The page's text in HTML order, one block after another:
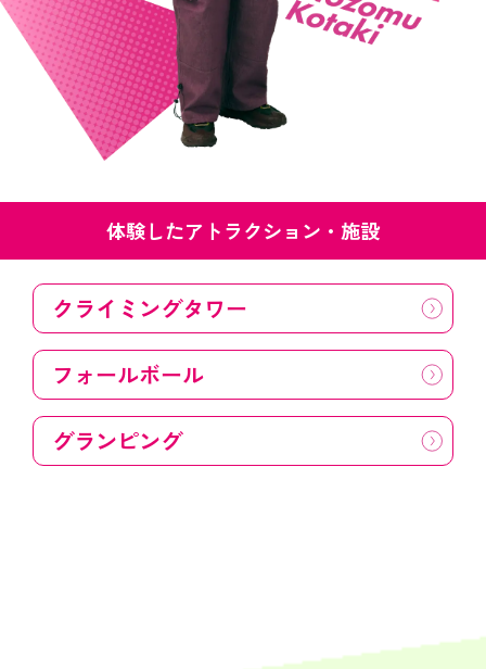
体験したアトラクション・施設
クライミングタワー
フォールボール
グランピング